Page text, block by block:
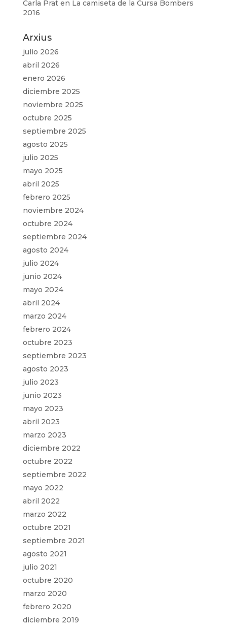
Carla Praten La camiseta de la Cursa Bombers
2016
Arxius
julio 2026
abril 2026
enero 2026
diciembre 2025
noviembre 2025
octubre 2025
septiembre 2025
agosto 2025
julio 2025
mayo 2025
abril 2025
febrero 2025
noviembre 2024
octubre 2024
septiembre 2024
agosto 2024
julio 2024
junio 2024
mayo 2024
abril 2024
marzo 2024
febrero 2024
octubre 2023
septiembre 2023
agosto 2023
julio 2023
junio 2023
mayo 2023
abril 2023
marzo 2023
diciembre 2022
octubre 2022
septiembre 2022
mayo 2022
abril 2022
marzo 2022
octubre 2021
septiembre 2021
agosto 2021
julio 2021
octubre 2020
marzo 2020
febrero 2020
diciembre 2019